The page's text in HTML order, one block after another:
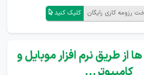
رزومه کاری رایگان کلیک کنید
از طریق نرم افزار موبایل و